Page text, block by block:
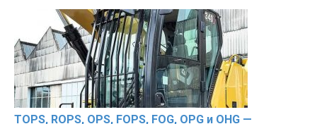
TOPS, ROPS, OPS, FOPS, FOG, OPG и OHG —